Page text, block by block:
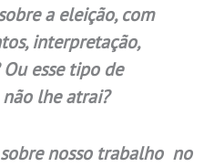
a eleição, com
interpretação,
esse tipo de
lhe atrai?
nosso trabalho no